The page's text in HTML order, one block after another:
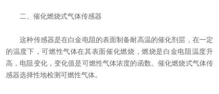
二、催化燃烧式气体传感器
这种传感器是在白金电阻的表面制备耐高温的催化剂层，在一定
的温度下，可燃性气体在其表面催化燃烧，燃烧是白金电阻温度升
高，电阻变化，变化值是可燃性气体浓度的函数。催化燃烧式气体传
感器选择性地检测可燃性气体。